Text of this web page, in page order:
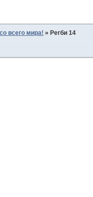
всего мира! »Регби 14